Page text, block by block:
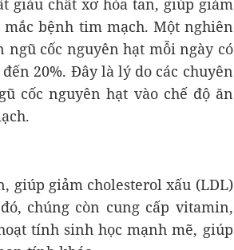
giàu chất xơ hòa tan, giúp giảm
bệnh tim mạch. Một nghiên
cốc nguyên hạt mỗi ngày có
20%. Đây là lý do các chuyên
cốc nguyên hạt vào chế độ ăn
giúp giảm cholesterol xấu (LDL)
chúng còn cung cấp vitamin,
tính sinh học mạnh mẽ, giúp